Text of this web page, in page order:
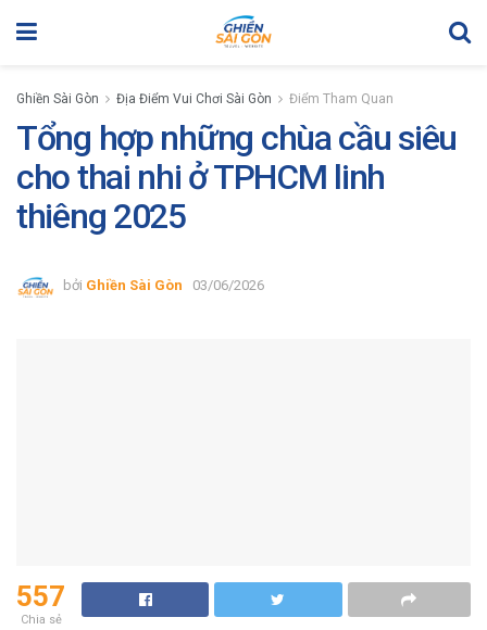
Ghiền Sài Gòn Địa Điểm Vui Chơi Sài Gòn Điểm Tham Quan
Tổng hợp những chùa cầu siêu
cho thai nhi ở TPHCM linh
thiêng 2025
bởi Ghiền Sài Gòn 03/06/2026
557
Chia sẻ